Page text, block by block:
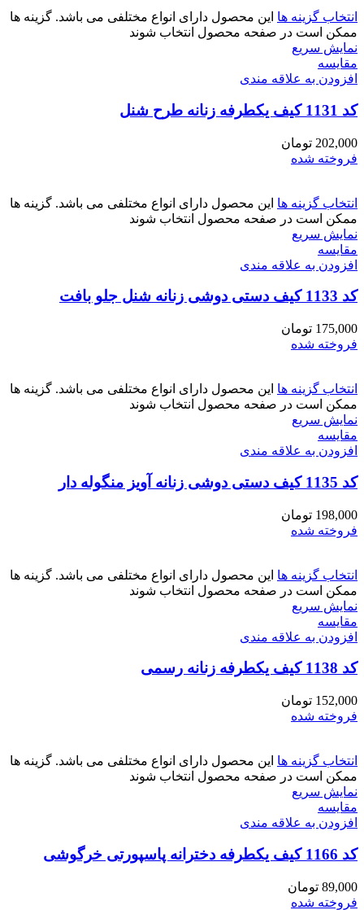
انتخاب گزینه ها این محصول دارای انواع مختلفی می باشد. گزینه ها
ممکن است در صفحه محصول انتخاب شوند
نمایش سریع
مقايسه
افزودن به علاقه مندی
کد 1131 کیف یکطرفه زنانه طرح شنل
202,000 تومان
فروخته شده
انتخاب گزینه ها این محصول دارای انواع مختلفی می باشد. گزینه ها
ممکن است در صفحه محصول انتخاب شوند
نمایش سریع
مقايسه
افزودن به علاقه مندی
کد 1133 کیف دستی دوشی زنانه شنل جلو بافت
175,000 تومان
فروخته شده
انتخاب گزینه ها این محصول دارای انواع مختلفی می باشد. گزینه ها
ممکن است در صفحه محصول انتخاب شوند
نمایش سریع
مقايسه
افزودن به علاقه مندی
کد 1135 کیف دستی دوشی زنانه آویز منگوله دار
198,000 تومان
فروخته شده
انتخاب گزینه ها این محصول دارای انواع مختلفی می باشد. گزینه ها
ممکن است در صفحه محصول انتخاب شوند
نمایش سریع
مقايسه
افزودن به علاقه مندی
کد 1138 کیف یکطرفه زنانه رسمی
152,000 تومان
فروخته شده
انتخاب گزینه ها این محصول دارای انواع مختلفی می باشد. گزینه ها
ممکن است در صفحه محصول انتخاب شوند
نمایش سریع
مقايسه
افزودن به علاقه مندی
کد 1166 کیف یکطرفه دخترانه پاسپورتی خرگوشی
89,000 تومان
فروخته شده